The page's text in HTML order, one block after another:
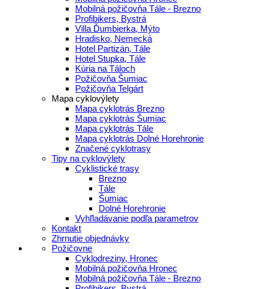
Mobilná požičovňa Tále - Brezno
Profibikers, Bystrá
Villa Ďumbierka, Mýto
Hradisko, Nemecká
Hotel Partizán, Tále
Hotel Stupka, Tále
Kúria na Táloch
Požičovňa Šumiac
Požičovňa Telgárt
Mapa cyklovýlety
Mapa cyklotrás Brezno
Mapa cyklotrás Šumiac
Mapa cyklotrás Tále
Mapa cyklotrás Dolné Horehronie
Značené cyklotrasy
Tipy na cyklovýlety
Cyklistické trasy
Brezno
Tále
Šumiac
Dolné Horehronie
Vyhľladávanie podľa parametrov
Kontakt
Zhrnutie objednávky
Požičovne
Cyklodreziny, Hronec
Mobilná požičovňa Hronec
Mobilná požičovňa Tále - Brezno